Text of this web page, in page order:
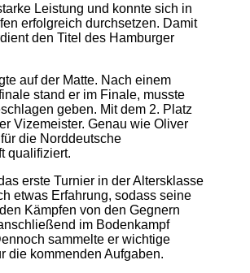
Leistung und konnte sich in
erfolgreich durchsetzen. Damit
den Titel des Hamburger
auf der Matte. Nach einem
stand er im Finale, musste
geben. Mit dem 2. Platz
Vizemeister. Genau wie Oliver
die Norddeutsche
qualifiziert.
erste Turnier in der Altersklasse
etwas Erfahrung, sodass seine
Kämpfen von den Gegnern
im Bodenkampf
sammelte er wichtige
die kommenden Aufgaben.